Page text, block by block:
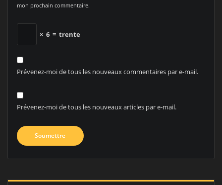
mon prochain commentaire.
× 6 = trente
Prévenez-moi de tous les nouveaux commentaires par e-mail.
Prévenez-moi de tous les nouveaux articles par e-mail.